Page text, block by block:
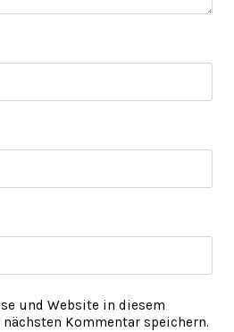
und Website in diesem
Kommentar speichern.